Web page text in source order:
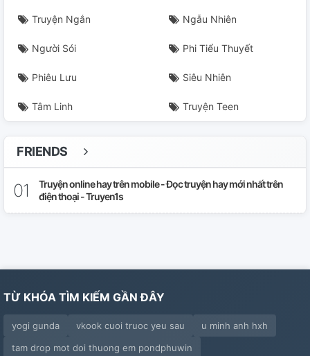
Truyện Ngắn Ngẫu Nhiên
Người Sói Phi Tiểu Thuyết
Phiêu Lưu Siêu Nhiên
Tâm Linh Truyện Teen
FRIENDS
Truyện online hay trên mobile - Đọc truyện hay mới nhất trên
điện thoại - Truyen1s
TỪ KHÓA TÌM KIẾM GẦN ĐÂY
yogi gunda vkook cuoi truoc yeu sau
u minh anh hxh
tam drop mot doi thuong em pondphuwin